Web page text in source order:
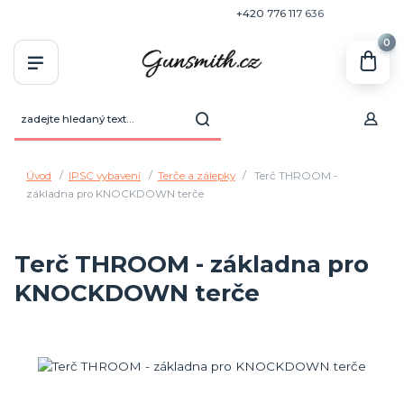
+420 776 117 636
0
Úvod IPSC vybavení Terče a zálepky
Terč THROOM -
základna pro KNOCKDOWN terče
Terč THROOM - základna pro
KNOCKDOWN terče